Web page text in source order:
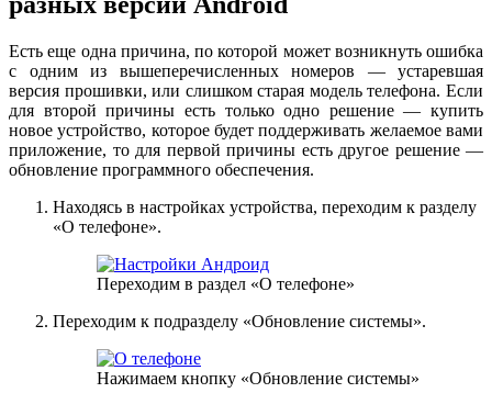
Есть еще одна причина, по которой может возникнуть ошибка
с одним из вышеперечисленных номеров — устаревшая
версия прошивки, или слишком старая модель телефона. Если
для второй причины есть только одно решение — купить
новое устройство, которое будет поддерживать желаемое вами
приложение, то для первой причины есть другое решение —
обновление программного обеспечения.
Находясь в настройках устройства, переходим к разделу
«О телефоне».
Переходим в раздел «О телефоне»
Переходим к подразделу «Обновление системы».
Нажимаем кнопку «Обновление системы»